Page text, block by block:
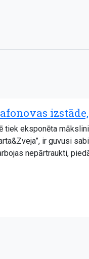
tiek eksponēta
ir guvusi
nepārtraukti,